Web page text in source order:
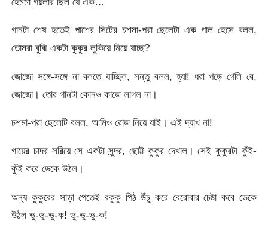
গানটা শেষ হতেই পাশের সিটের চশমা-পরা ছেলেটা এক গাল হেসে বলল,
তোমরা বুঝি একটা কুকুর লুকিয়ে নিয়ে যাচ্ছ?
জোজো সঙ্গে-সঙ্গে না বলতে যাচ্ছিল, সন্তু বলল, হ্যা! ধরা পড়ে গেলি রে,
জোজো। তোর গানটা কোনও কাজে লাগল না।
চশমা-পরা ছেলেটি বলল, আমিও রোজ নিয়ে যাই। এই দ্যাখ না!
গায়ের চাদর সরিয়ে সে একটা সুন্দর, ছোট্ট কুকুর দেখাল। সেই কুকুরটা কুঁই-
কুঁই করে ডেকে উঠল।
অন্য কুকুরের সাড়া পেতেই রকুকু পিঠ উঁচু করে বেরোবার চেষ্টা করে ডেকে
উঠল ভু-ভু-ভু-ক! ভু-ভু-ভু-ক!